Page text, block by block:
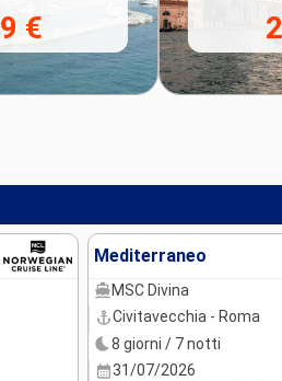
€
Mediterraneo
MSC Divina
Civitavecchia - Roma
8 giorni / 7 notti
31/07/2026